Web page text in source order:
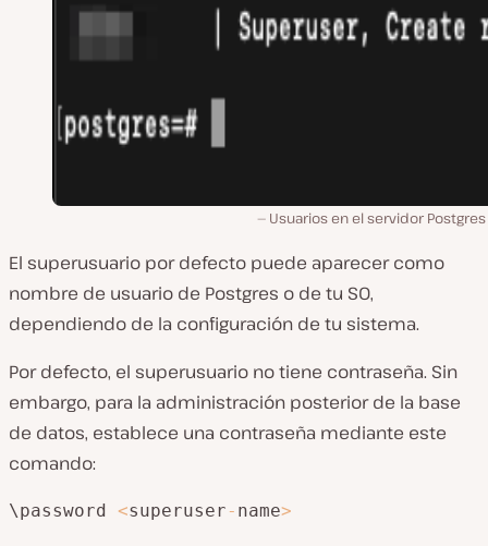
Usuarios en el servidor Postgres
El superusuario por defecto puede aparecer como
nombre de usuario de Postgres o de tu SO,
dependiendo de la configuración de tu sistema.
Por defecto, el superusuario no tiene contraseña. Sin
embargo, para la administración posterior de la base
de datos, establece una contraseña mediante este
comando:
\password <superuser- name>